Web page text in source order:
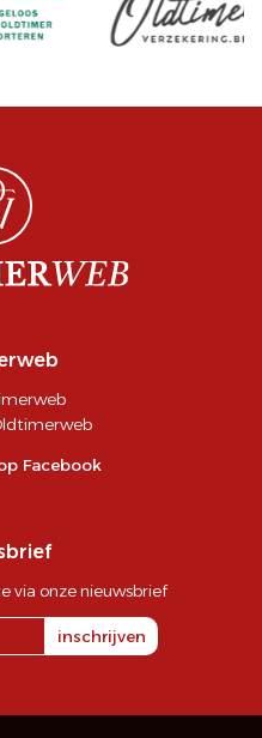
Facebook
via onze nieuwsbrief
inschrijven